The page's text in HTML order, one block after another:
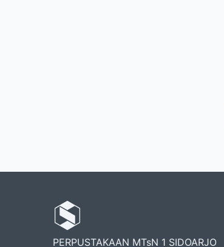
PERPUSTAKAAN MTsN 1 SIDOARJO